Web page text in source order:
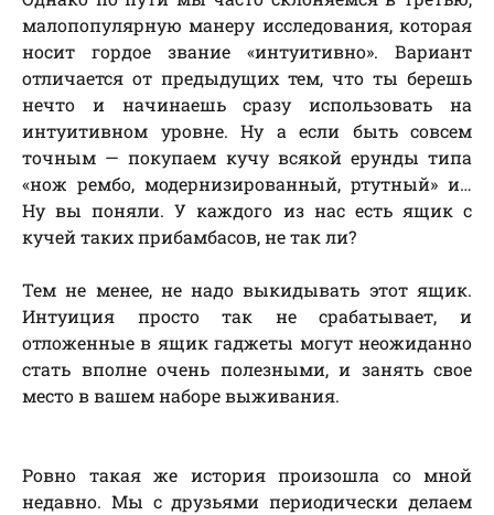
малопопулярную манеру исследования, которая
носит гордое звание «интуитивно». Вариант
отличается от предыдущих тем, что ты берешь
нечто и начинаешь сразу использовать на
интуитивном уровне. Ну а если быть совсем
точным — покупаем кучу всякой ерунды типа
«нож рембо, модернизированный, ртутный» и…
Ну вы поняли. У каждого из нас есть ящик с
кучей таких прибамбасов, не так ли?
Тем не менее, не надо выкидывать этот ящик.
Интуиция просто так не срабатывает, и
отложенные в ящик гаджеты могут неожиданно
стать вполне очень полезными, и занять свое
место в вашем наборе выживания.
Ровно такая же история произошла со мной
недавно. Мы с друзьями периодически делаем